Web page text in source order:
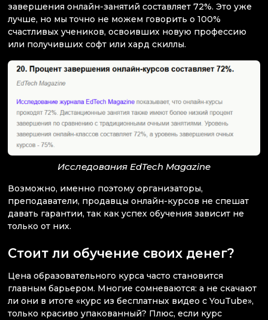
завершения онлайн-занятий составляет 72%. Это уже
лучше, но мы точно не можем говорить о 100%
счастливых учеников, освоивших новую профессию
или получивших софт или хард скиллы.
Исследования EdTech Magazine
Возможно, именно поэтому организаторы,
преподаватели, продавцы онлайн-курсов не спешат
давать гарантии, так как успех обучения зависит не
только от них.
Стоит ли обучение своих денег?
Цена образовательного курса часто становится
главным барьером. Многие сомневаются: а не скачают
ли они в итоге «курс из бесплатных видео с YouTube»,
только красиво упакованный? Плюс, если курс